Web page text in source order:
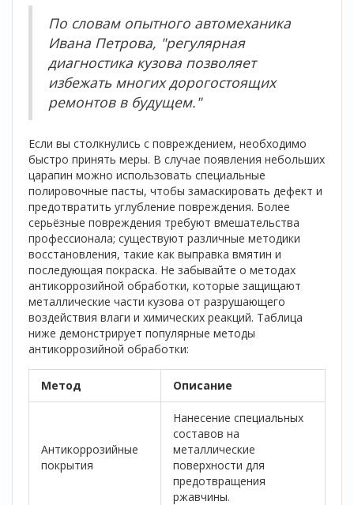
По словам опытного автомеханика
Ивана Петрова, "регулярная
диагностика кузова позволяет
избежать многих дорогостоящих
ремонтов в будущем."
Если вы столкнулись с повреждением, необходимо
быстро принять меры. В случае появления небольших
царапин можно использовать специальные
полировочные пасты, чтобы замаскировать дефект и
предотвратить углубление повреждения. Более
серьёзные повреждения требуют вмешательства
профессионала; существуют различные методики
восстановления, такие как выправка вмятин и
последующая покраска. Не забывайте о методах
антикоррозийной обработки, которые защищают
металлические части кузова от разрушающего
воздействия влаги и химических реакций. Таблица
ниже демонстрирует популярные методы
антикоррозийной обработки:
Метод Описание
Антикоррозийные
покрытия
Нанесение специальных
составов на
металлические
поверхности для
предотвращения
ржавчины.